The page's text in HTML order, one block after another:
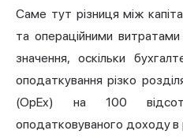
Саме тут різниця між
та операційними
значення, оскільки
оподаткування різко
(OpEx) на 100
оподатковуваного доходу в